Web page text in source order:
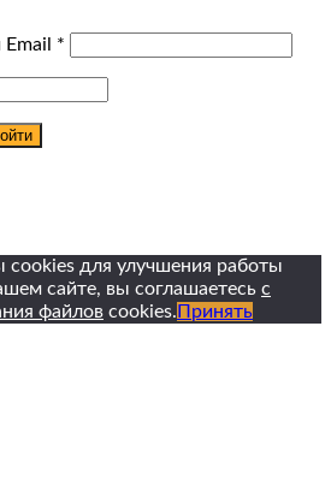
*
для улучшения работы
сайте, вы соглашаетесь с
файлов cookies. Принять